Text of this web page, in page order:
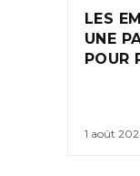
LES
UNE
POUR
1 août